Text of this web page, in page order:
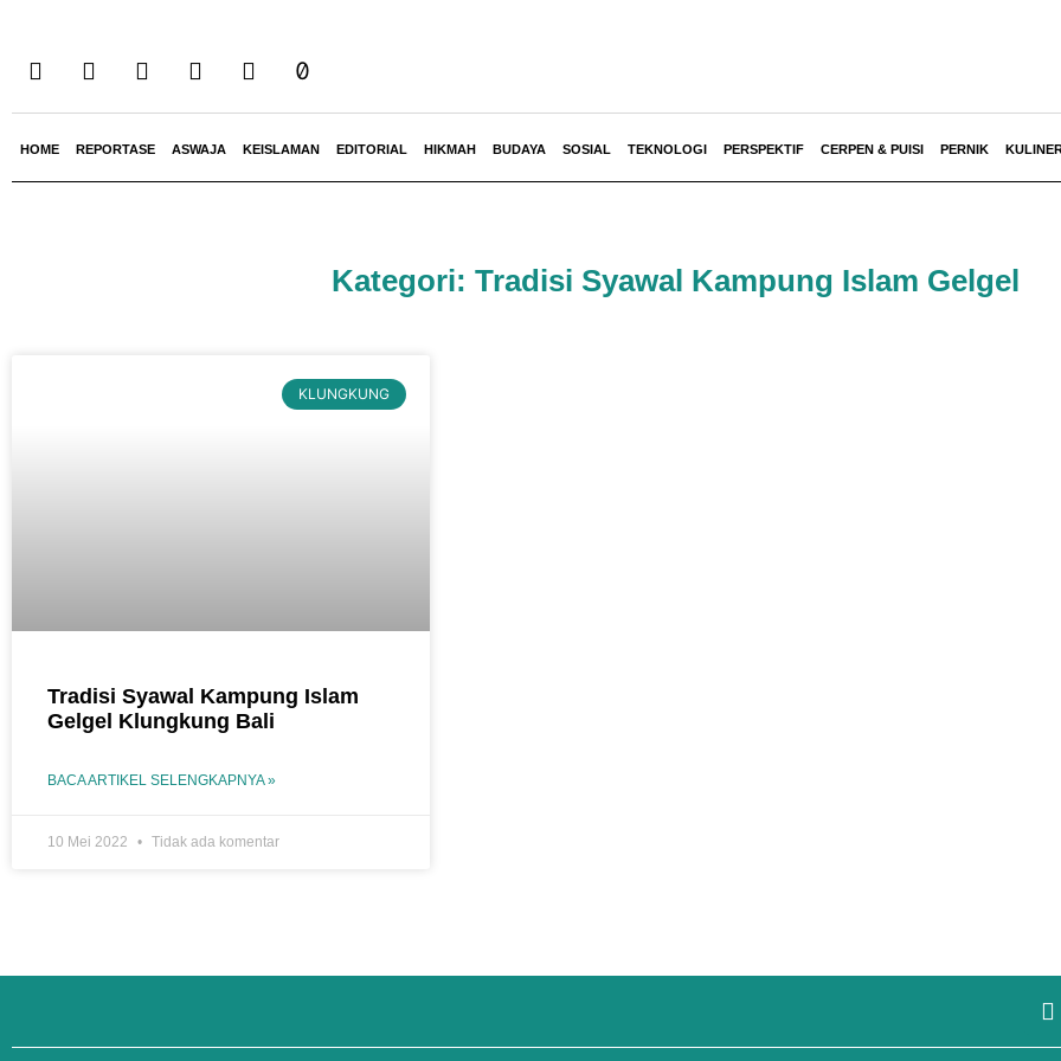
HOME REPORTASE ASWAJA KEISLAMAN EDITORIAL HIKMAH BUDAYA SOSIAL TEKNOLOGI PERSPEKTIF CERPEN & PUISI PERNIK
Kategori: Tradisi Syawal Kampung Islam Gelgel
KLUNGKUNG
Tradisi Syawal Kampung Islam
Gelgel Klungkung Bali
BACA ARTIKEL SELENGKAPNYA »
10 Mei 2022 Tidak ada komentar